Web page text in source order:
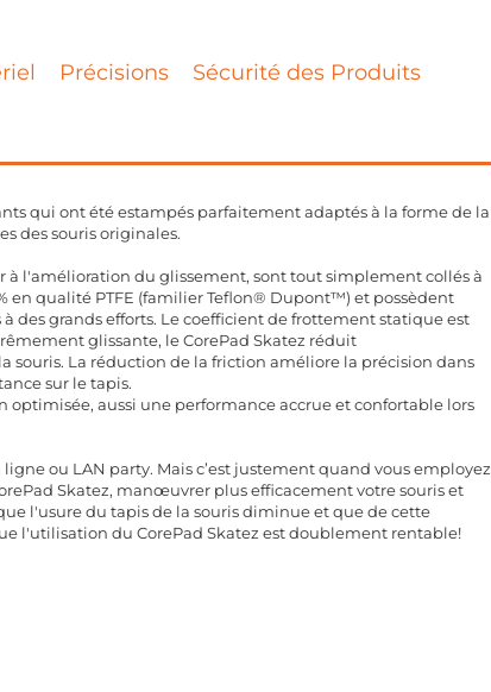
Précisions Sécurité des Produits
qui ont été estampés parfaitement adaptés à la forme de la
des souris originales.
à l'amélioration du glissement, sont tout simplement collés à
en qualité PTFE (familier Teflon® Dupont™) et possèdent
des grands efforts. Le coefficient de frottement statique est
glissante, le CorePad Skatez réduit
La réduction de la friction améliore la précision dans
sur le tapis.
aussi une performance accrue et confortable lors
ou LAN party. Mais c’est justement quand vous employez
Skatez, manœuvrer plus efficacement votre souris et
l'usure du tapis de la souris diminue et que de cette
l'utilisation du CorePad Skatez est doublement rentable!